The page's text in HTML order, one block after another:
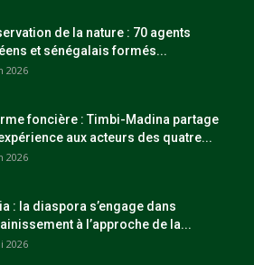
de la nature : 70 agents
et sénégalais formés...
2026
foncière : Timbi-Madina partage
aux acteurs des quatre...
2026
: la diaspora s’engage dans
à l’approche de la...
2026